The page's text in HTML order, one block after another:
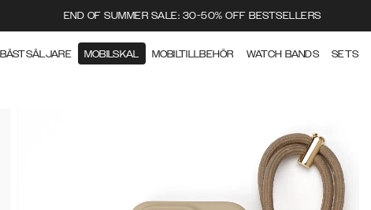
END OF SUMMER SALE: 30-50% OFF BESTSELLERS
BÄSTSÄLJARE MOBILSKAL MOBILTILLBEHÖR WATCH BANDS SETS